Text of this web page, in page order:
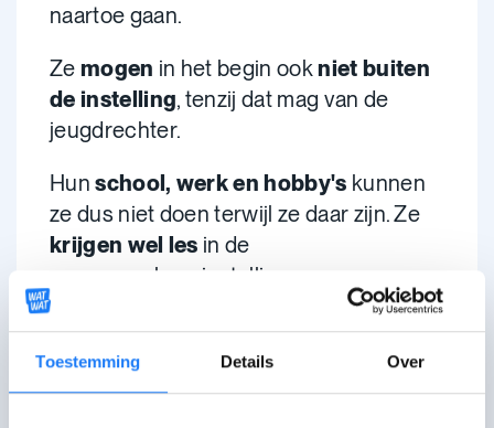
Toestemming Details Over
naartoe gaan.
Ze mogen in het begin ookniet buiten
de instelling, tenzij dat mag van de
jeugdrechter.
Hunschool, werk en hobby's kunnen
ze dus niet doen terwijl ze daar zijn. Ze
krijgen wel les in de
gemeenschapsinstelling.
En ze mogen ook 1 of 2 keer per week
bezoekkrijgen van een ouder, voogd of
andere familie.